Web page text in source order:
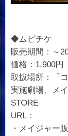
◆ムビチケ
販売期間：～
価格：1,900円
取扱場所：「
実施劇場、メ
STORE
URL：
・メイジャー